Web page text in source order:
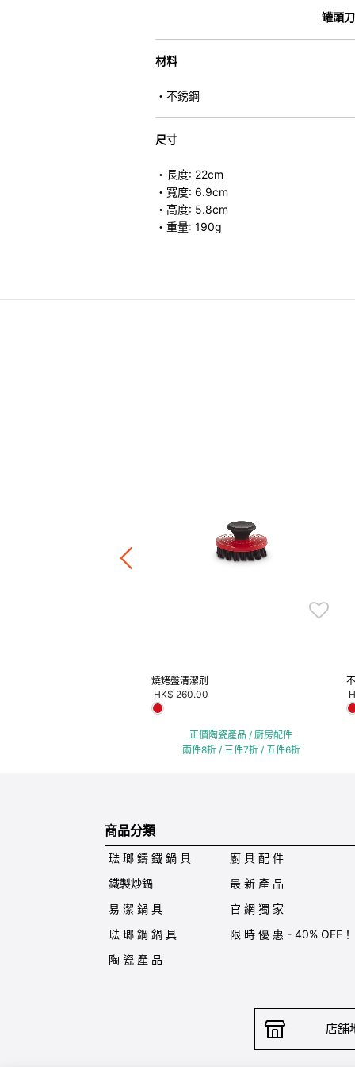
罐頭刀
材料
・不銹鋼
尺寸
・長度: 22cm
・寬度: 6.9cm
・高度: 5.8cm
・重量: 190g
燒烤盤清潔刷
HK$ 260.00
正價陶瓷產品 / 廚房配件
兩件8折 / 三件7折 / 五件6折
商品分類
琺 瑯 鑄 鐵 鍋 具
鐵製炒鍋
易 潔 鍋 具
琺 瑯 鋼 鍋 具
陶 瓷 產 品
廚 具 配 件
最 新 產 品
官 網 獨 家
限 時 優 惠 - 40% OFF！
店舖